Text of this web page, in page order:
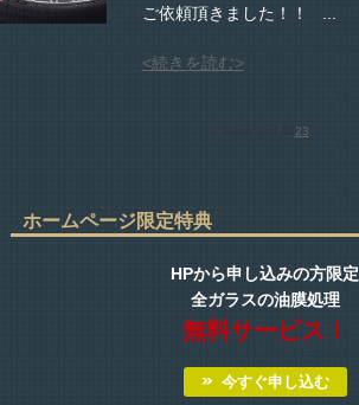
ご依頼頂きました！！ ...
<続きを読む>
23
ホームページ限定特典
HPから申し込みの方限定
全ガラスの油膜処理
無料サービス！
今すぐ申し込む